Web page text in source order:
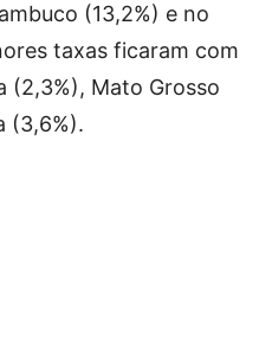
(13,2%) e no
taxas ficaram com
(2,3%), Mato Grosso
(3,6%).